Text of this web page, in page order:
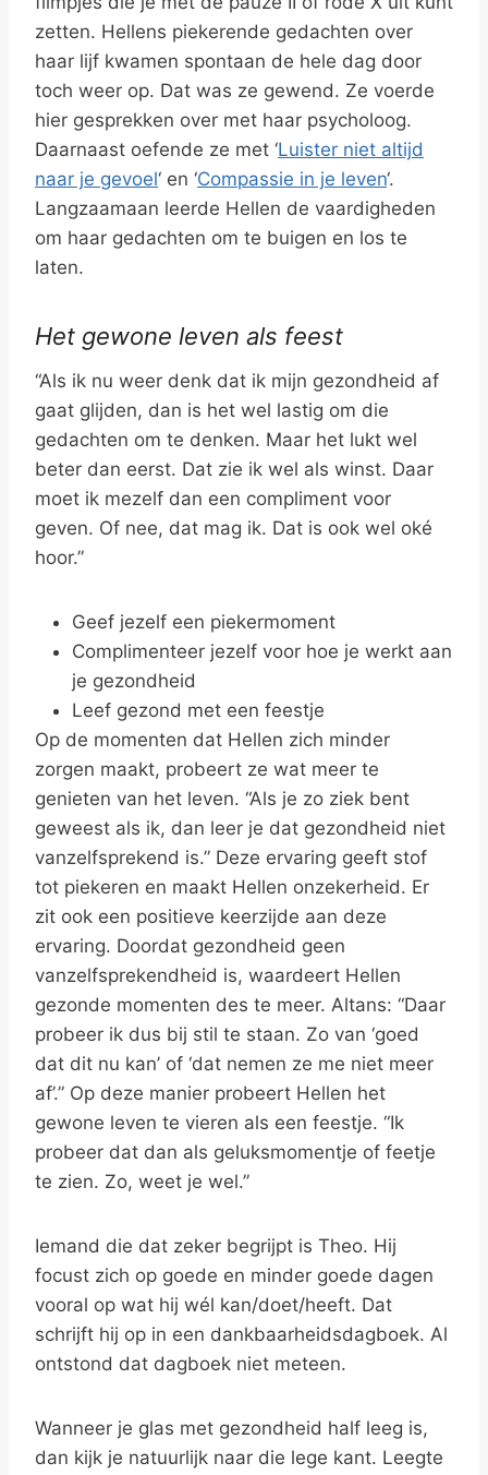
zetten. Hellens piekerende gedachten over
haar lijf kwamen spontaan de hele dag door
toch weer op. Dat was ze gewend. Ze voerde
hier gesprekken over met haar psycholoog.
Daarnaast oefende ze met ‘Luister niet altijd
naar je gevoel‘ en ‘Compassie in je leven‘.
Langzaamaan leerde Hellen de vaardigheden
om haar gedachten om te buigen en los te
laten.
Het gewone leven als feest
“Als ik nu weer denk dat ik mijn gezondheid af
gaat glijden, dan is het wel lastig om die
gedachten om te denken. Maar het lukt wel
beter dan eerst. Dat zie ik wel als winst. Daar
moet ik mezelf dan een compliment voor
geven. Of nee, dat mag ik. Dat is ook wel oké
hoor.”
Geef jezelf een piekermoment
Complimenteer jezelf voor hoe je werkt aan
je gezondheid
Leef gezond met een feestje
Op de momenten dat Hellen zich minder
zorgen maakt, probeert ze wat meer te
genieten van het leven. “Als je zo ziek bent
geweest als ik, dan leer je dat gezondheid niet
vanzelfsprekend is.” Deze ervaring geeft stof
tot piekeren en maakt Hellen onzekerheid. Er
zit ook een positieve keerzijde aan deze
ervaring. Doordat gezondheid geen
vanzelfsprekendheid is, waardeert Hellen
gezonde momenten des te meer. Altans: “Daar
probeer ik dus bij stil te staan. Zo van ‘goed
dat dit nu kan’ of ‘dat nemen ze me niet meer
af’.” Op deze manier probeert Hellen het
gewone leven te vieren als een feestje. “Ik
probeer dat dan als geluksmomentje of feetje
te zien. Zo, weet je wel.”
Iemand die dat zeker begrijpt is Theo. Hij
focust zich op goede en minder goede dagen
vooral op wat hij wél kan/doet/heeft. Dat
schrijft hij op in een dankbaarheidsdagboek. Al
ontstond dat dagboek niet meteen.
Wanneer je glas met gezondheid half leeg is,
dan kijk je natuurlijk naar die lege kant. Leegte